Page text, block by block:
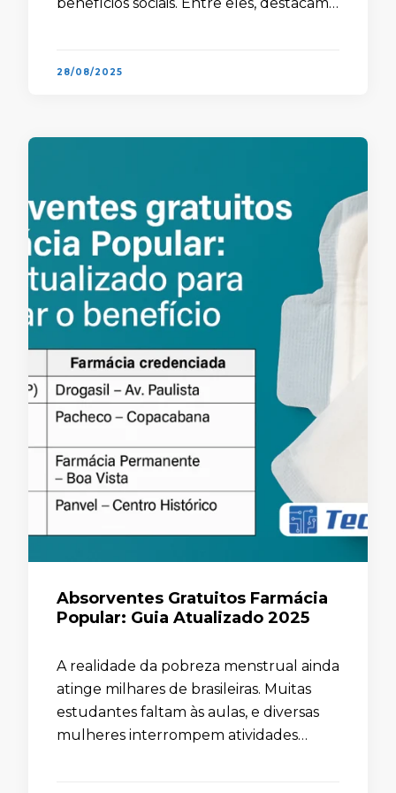
28/08/2025
Absorventes Gratuitos Farmácia
Popular: Guia Atualizado 2025
A realidade da pobreza menstrual ainda
atinge milhares de brasileiras. Muitas
estudantes faltam às aulas, e diversas
mulheres interrompem atividades